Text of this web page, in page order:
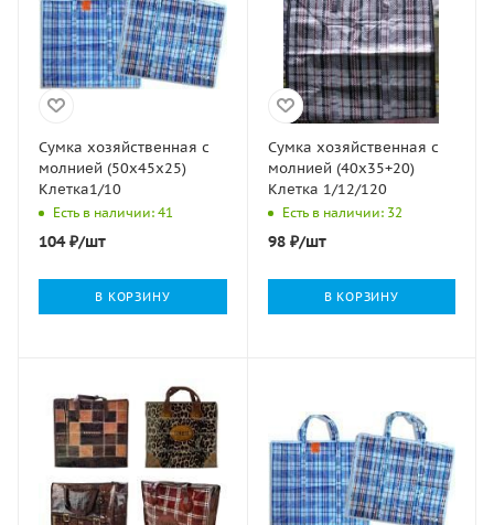
Сумка хозяйственная с
молнией (50х45х25)
Клетка1/10
Есть в наличии: 41
104₽/шт
В КОРЗИНУ
Сумка хозяйственная с
молнией (40х35+20)
Клетка 1/12/120
Есть в наличии: 32
98₽/шт
В КОРЗИНУ